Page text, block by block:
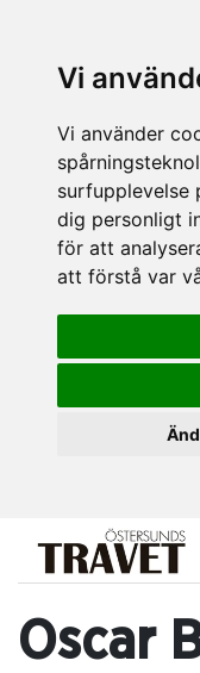
Vi
Vi använder
surfupplevelse
dig personligt
för att
att förstå var
Oscar